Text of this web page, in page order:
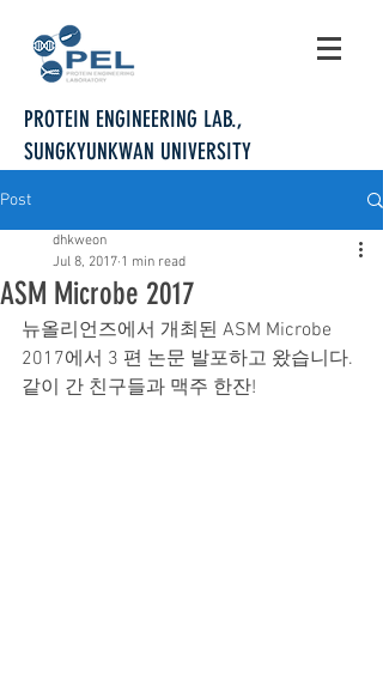
PROTEIN ENGINEERING LAB.,
SUNGKYUNKWAN UNIVERSITY
Post
ASM Microbe 2017
dhkweon
Jul 8, 2017 1 min read
뉴올리언즈에서 개최된 ASM Microbe
2017에서 3 편 논문 발포하고 왔습니다.
같이 간 친구들과 맥주 한잔!